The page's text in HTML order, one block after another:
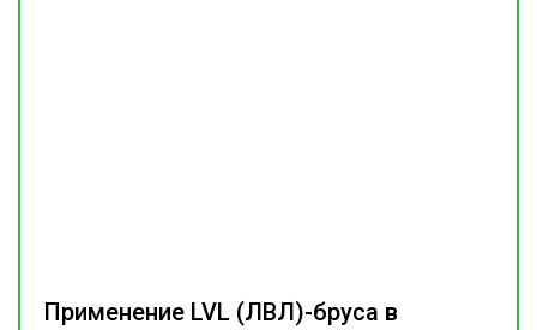
Применение LVL (ЛВЛ)-бруса в